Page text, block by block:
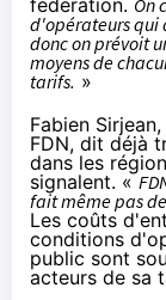
fédération. On
d'opérateurs qui
donc on prévoit
moyens de
tarifs. »
Fabien
FDN, dit déjà
dans les
signalent. «
fait même pas
Les coûts
conditions
public sont
acteurs de sa